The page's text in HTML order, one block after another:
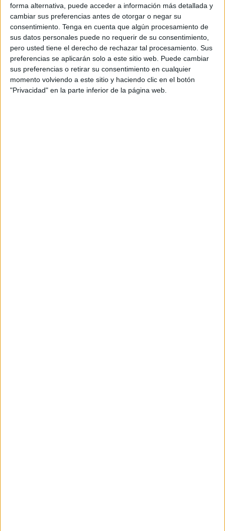
forma alternativa, puede acceder a información más detallada y
cambiar sus preferencias antes de otorgar o negar su
consentimiento. Tenga en cuenta que algún procesamiento de
sus datos personales puede no requerir de su consentimiento,
pero usted tiene el derecho de rechazar tal procesamiento. Sus
preferencias se aplicarán solo a este sitio web. Puede cambiar
sus preferencias o retirar su consentimiento en cualquier
momento volviendo a este sitio y haciendo clic en el botón
"Privacidad" en la parte inferior de la página web.
Marc Puigtió trenca amb ERC i
abandona definitivament la política
En llibertat el patró detingut per la
mort de l'home que anava amb moto
d’aigua a Empuriabrava